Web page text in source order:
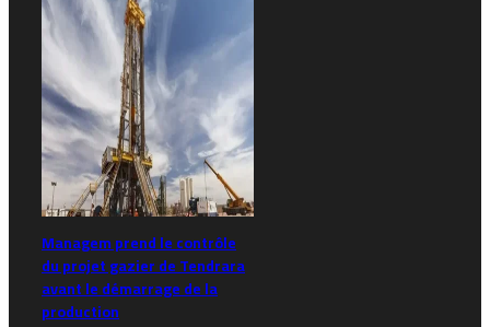
Managem prend le contrôle
du projet gazier de Tendrara
avant le démarrage de la
production